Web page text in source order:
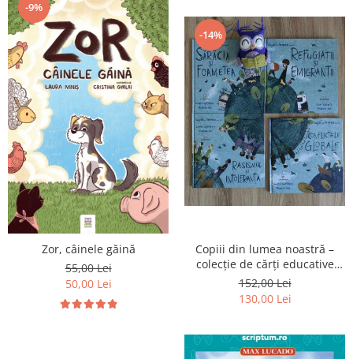
-9%
Zor, câinele găină
55,00 Lei
50,00 Lei
-14%
Copiii din lumea noastră –
colecție de cărți educative
pentru copii
152,00 Lei
130,00 Lei